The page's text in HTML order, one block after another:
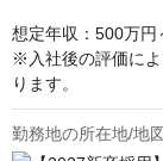
想定年収：500万円
※入社後の評価に
ります。
勤務地の所在地/地図